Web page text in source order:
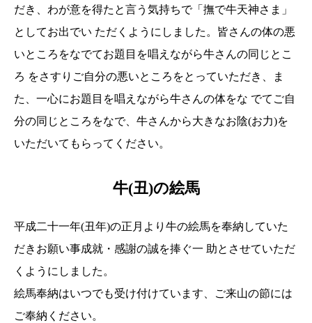
だき、わが意を得たと言う気持ちで「撫で牛天神さま」
としてお出でい ただくようにしました。皆さんの体の悪
いところをなでてお題目を唱えながら牛さんの同じとこ
ろ をさすりご自分の悪いところをとっていただき、ま
た、一心にお題目を唱えながら牛さんの体をな でてご自
分の同じところをなで、牛さんから大きなお陰(お力)を
いただいてもらってください。
牛(丑)の絵馬
平成二十一年(丑年)の正月より牛の絵馬を奉納していた
だきお願い事成就・感謝の誠を捧ぐ一 助とさせていただ
くようにしました。
絵馬奉納はいつでも受け付けています、ご来山の節には
ご奉納ください。